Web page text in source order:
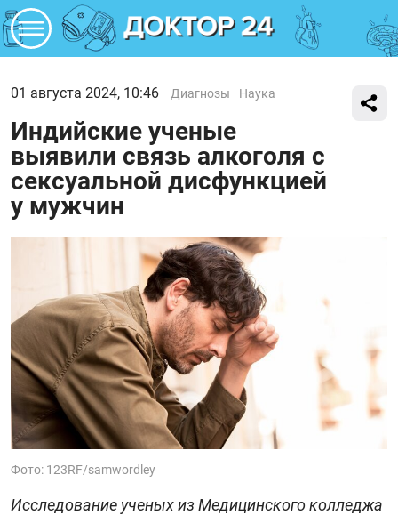
01 августа 2024, 10:46 Диагнозы Наука
Индийские ученые
выявили связь алкоголя с
сексуальной дисфункцией
у мужчин
Фото: 123RF/samwordley
Исследование ученых из Медицинского колледжа